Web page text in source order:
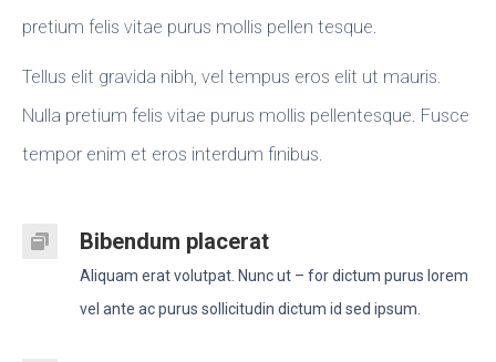
pretium felis vitae purus mollis pellen tesque.
Tellus elit gravida nibh, vel tempus eros elit ut mauris.
Nulla pretium felis vitae purus mollis pellentesque. Fusce
tempor enim et eros interdum finibus.
Bibendum placerat
Aliquam erat volutpat. Nunc ut – for dictum purus lorem
vel ante ac purus sollicitudin dictum id sed ipsum.